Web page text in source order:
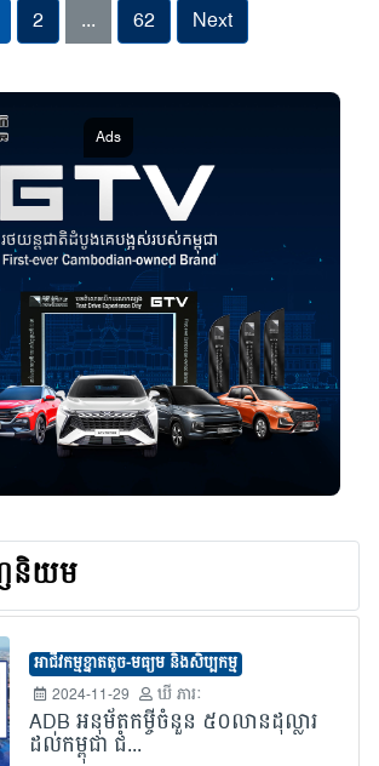
2 ... 62 Next
និយម
អាជីវកម្មខ្នាតតូច-មធ្យម និងសិប្បកម្ម
2024-11-29
ឃី ភារៈ
ADB អនុម័តកម្ចីចំនួន ៥០លានដុល្លារ
ដល់កម្ពុជា ជំ...